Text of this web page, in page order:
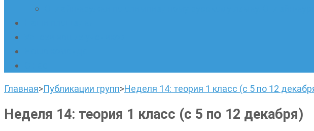
Главная>Публикации групп>Неделя 14: теория 1 класс (с 5 по 12
Неделя 14: теория 1 класс (с 5 по 12 декабря)